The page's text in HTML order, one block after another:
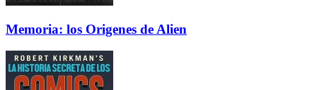
Memoria: los Origenes de Alien